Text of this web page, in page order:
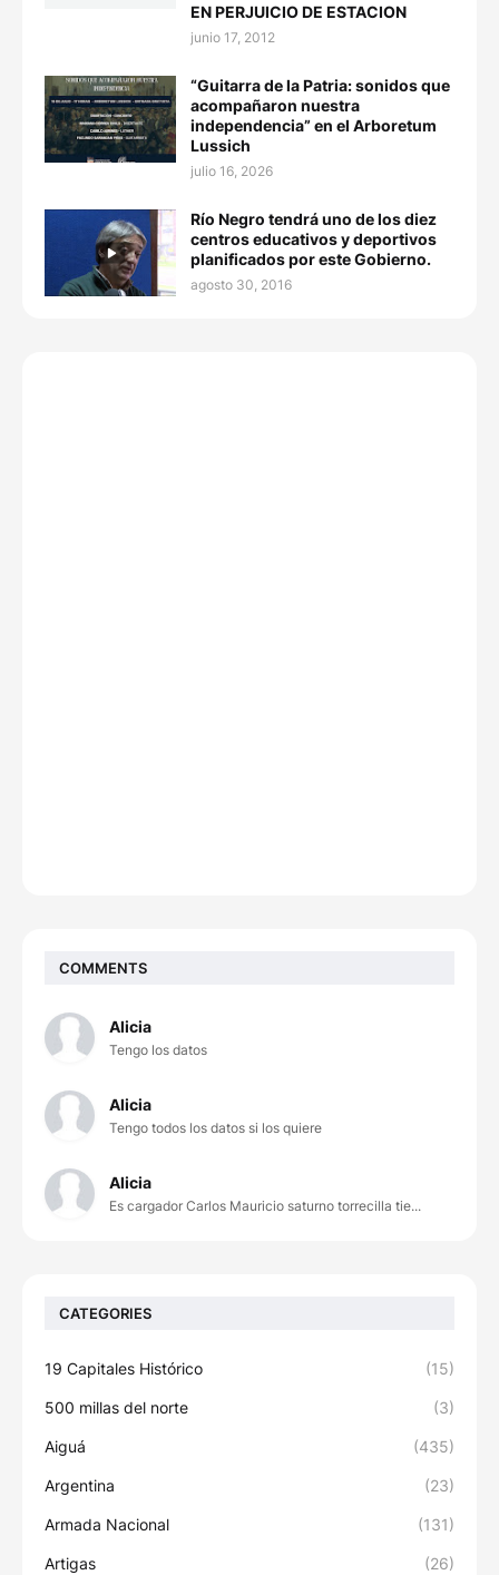
EN PERJUICIO DE ESTACION
junio 17, 2012
“Guitarra de la Patria: sonidos que
acompañaron nuestra
independencia” en el Arboretum
Lussich
julio 16, 2026
Río Negro tendrá uno de los diez
centros educativos y deportivos
planificados por este Gobierno.
agosto 30, 2016
COMMENTS
Alicia
Tengo los datos
Alicia
Tengo todos los datos si los quiere
Alicia
Es cargador Carlos Mauricio saturno torrecilla tie...
CATEGORIES
19 Capitales Histórico (15)
500 millas del norte (3)
Aiguá (435)
Argentina (23)
Armada Nacional (131)
Artigas (26)